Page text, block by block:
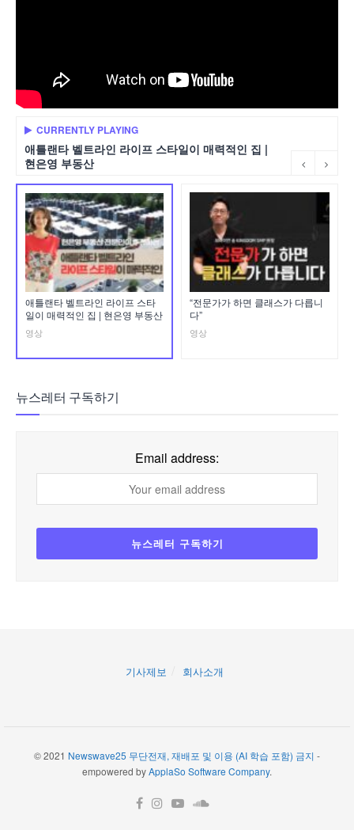
CURRENTLY PLAYING
애틀랜타 벨트라인 라이프 스타일이 매력적인 집 |
현은영 부동산
애틀랜타 벨트라인 라이프 스타
일이 매력적인 집 | 현은영 부동산
영상
“전문가가 하면 클래스가 다릅니
다”
영상
뉴스레터 구독하기
Email address:
기사제보 회사소개
© 2021 Newswave25 무단전재, 재배포 및 이용 (AI 학습 포함) 금지 -
empowered byApplaSo Software Company.